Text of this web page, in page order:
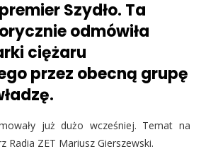
Szydło. Ta
odmówiła
ciężaru
przez obecną grupę
już dużo wcześniej. Temat na
Radia ZET Mariusz Gierszewski.